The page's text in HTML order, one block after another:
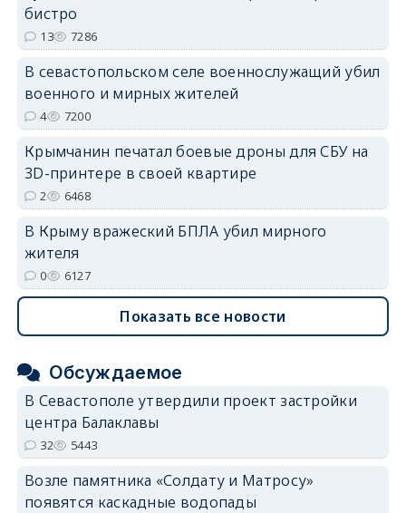
erid: 2SDnjdvhGXG
бистро
13 7286
В севастопольском селе военнослужащий убил
военного и мирных жителей
4 7200
Крымчанин печатал боевые дроны для СБУ на
3D-принтере в своей квартире
2 6468
В Крыму вражеский БПЛА убил мирного
жителя
0 6127
Показать все новости
Обсуждаемое
В Севастополе утвердили проект застройки
центра Балаклавы
32 5443
Возле памятника «Солдату и Матросу»
появятся каскадные водопады